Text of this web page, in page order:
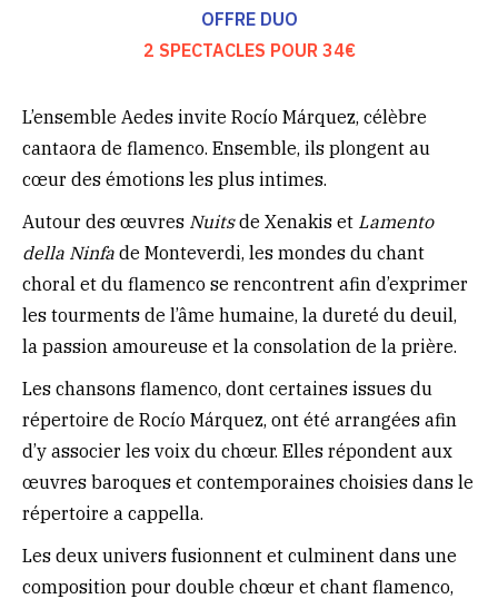
OFFRE DUO
2 SPECTACLES POUR 34€
L’ensemble Aedes invite Rocío Márquez, célèbre
cantaora de flamenco. Ensemble, ils plongent au
cœur des émotions les plus intimes.
Autour des œuvres Nuitsde Xenakis et Lamento
della Ninfa de Monteverdi, les mondes du chant
choral et du flamenco se rencontrent afin d’exprimer
les tourments de l’âme humaine, la dureté du deuil,
la passion amoureuse et la consolation de la prière.
Les chansons flamenco, dont certaines issues du
répertoire de Rocío Márquez, ont été arrangées afin
d’y associer les voix du chœur. Elles répondent aux
œuvres baroques et contemporaines choisies dans le
répertoire a cappella.
Les deux univers fusionnent et culminent dans une
composition pour double chœur et chant flamenco,